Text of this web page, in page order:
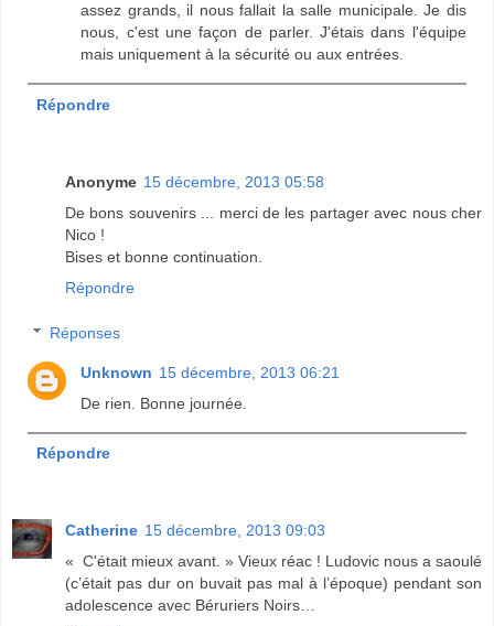
assez grands, il nous fallait la salle municipale. Je dis
nous, c'est une façon de parler. J'étais dans l'équipe
mais uniquement à la sécurité ou aux entrées.
Répondre
Anonyme 15 décembre, 2013 05:58
De bons souvenirs ... merci de les partager avec nous cher
Nico !
Bises et bonne continuation.
Répondre
Réponses
Unknown 15 décembre, 2013 06:21
De rien. Bonne journée.
Répondre
Catherine 15 décembre, 2013 09:03
« C'était mieux avant. » Vieux réac ! Ludovic nous a saoulé
(c’était pas dur on buvait pas mal à l’époque) pendant son
adolescence avec Béruriers Noirs…